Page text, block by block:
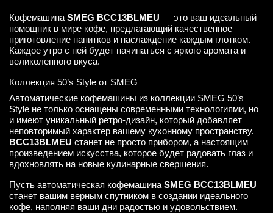
Кофемашина SMEG BCC13BLMEU — это ваш идеальный
помощник в мире кофе, предлагающий качественное
приготовление напитков и наслаждение каждым глотком.
Каждое утро с ней будет начинаться с яркого аромата и
великолепного вкуса.
Коллекция 50’s Style от SMEG
Автоматические кофемашины из коллекции SMEG 50’s
Style не только оснащены современными технологиями, но
и имеют уникальный ретро-дизайн, который добавляет
неповторимый характер вашему кухонному пространству.
BCC13BLMEU станет не просто прибором, а настоящим
произведением искусства, которое будет радовать глаз и
вдохновлять на новые кулинарные свершения.
Пусть автоматическая кофемашина SMEG BCC13BLMEU
станет вашим верным спутником в создании идеального
кофе, наполняя ваши дни радостью и удовольствием.